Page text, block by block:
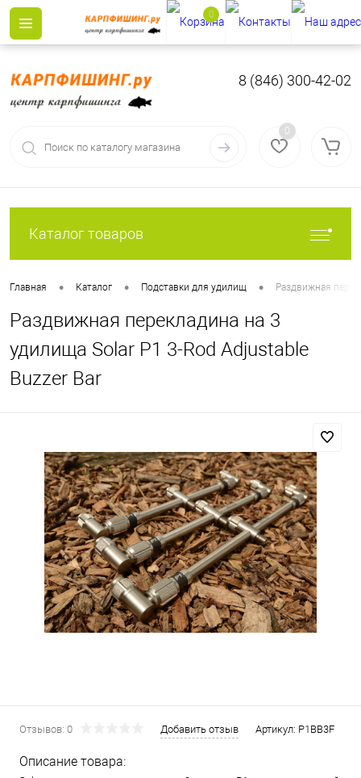
8 (846) 300-42-02
0
Каталог товаров
Главная • Каталог • Подставки для удилищ • Раздвижная
Раздвижная перекладина на 3
удилища Solar P1 3-Rod Adjustable
Buzzer Bar
Отзывов: 0 Добавить отзыв Артикул: P1BB3F
Описание товара:
0